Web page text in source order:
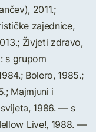
2011.;
zajednice,
Živjeti zdravo,
s grupom
Bolero, 1985.;
Majmjuni i
svijeta, 1986. — s
Live!, 1988. —